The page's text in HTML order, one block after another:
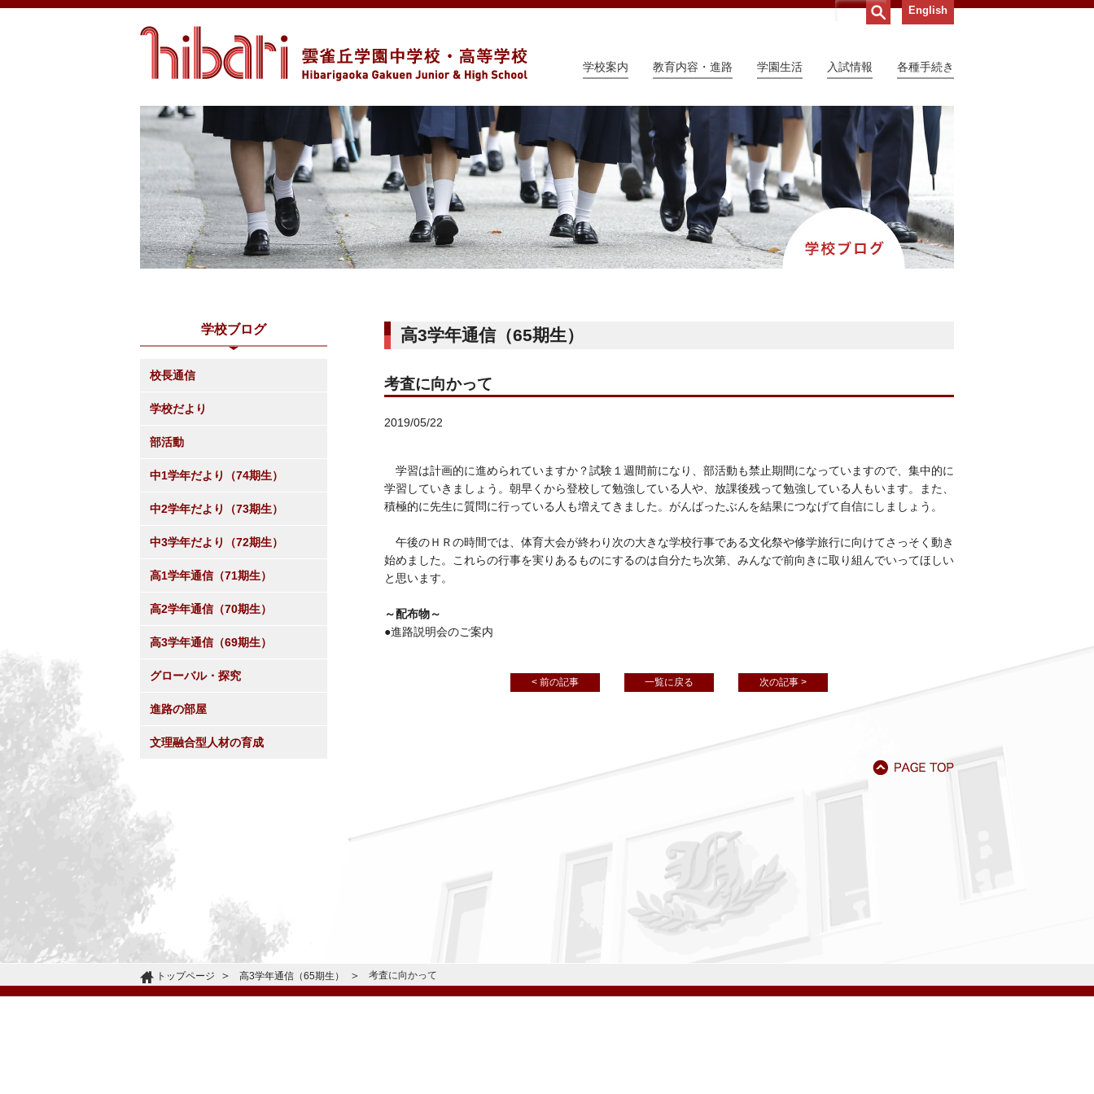
English
学校案内 教育内容・進路 学園生活 入試情報 各種手続き
高3学年通信（65期生）
考査に向かって
2019/05/22
学習は計画的に進められていますか？試験１週間前になり、部活動も禁止期間になっていますので、集中的に
学習していきましょう。朝早くから登校して勉強している人や、放課後残って勉強している人もいます。また、
積極的に先生に質問に行っている人も増えてきました。がんばったぶんを結果につなげて自信にしましょう。
午後のＨＲの時間では、体育大会が終わり次の大きな学校行事である文化祭や修学旅行に向けてさっそく動き
始めました。これらの行事を実りあるものにするのは自分たち次第、みんなで前向きに取り組んでいってほしい
と思います。
～配布物～
●進路説明会のご案内
< 前の記事 一覧に戻る 次の記事 >
学校ブログ
校長通信
学校だより
部活動
中1学年だより（74期生）
中2学年だより（73期生）
中3学年だより（72期生）
高1学年通信（71期生）
高2学年通信（70期生）
高3学年通信（69期生）
グローバル・探究
進路の部屋
文理融合型人材の育成
トップページ 高3学年通信（65期生） 考査に向かって